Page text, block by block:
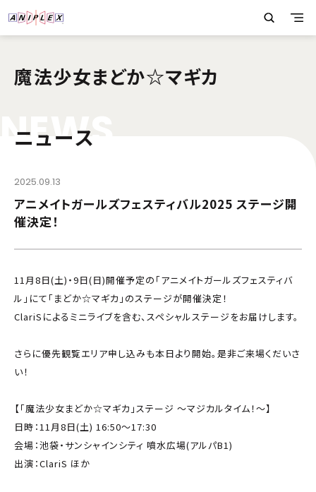
魔法少女まどか☆マギカ
NEWS
ニュース
2025.09.13
アニメイトガールズフェスティバル2025 ステージ開
催決定！
11月8日(土)・9日(日)開催予定の「アニメイトガールズフェスティバ
ル」にて「まどか☆マギカ」のステージが開催決定！
ClariSによるミニライブを含む、スペシャルステージをお届けします。
さらに優先観覧エリア申し込みも本日より開始。是非ご来場くだいさ
い！
【「魔法少女まどか☆マギカ」ステージ ～マジカルタイム！～】
日時：11月8日(土) 16:50～17:30
会場：池袋・サンシャインシティ 噴水広場(アルパB1)
出演：ClariS ほか